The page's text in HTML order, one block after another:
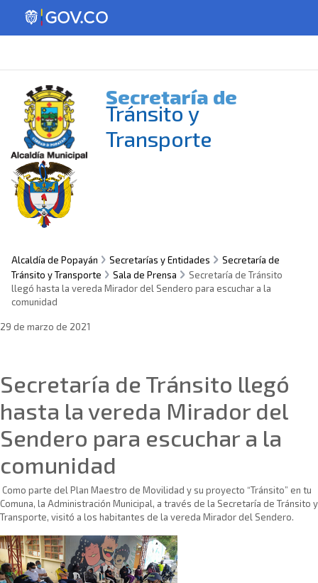
Secretaría de
Tránsito y
Transporte
Alcaldía de Popayán Secretarías y Entidades
Secretaría de
Tránsito y Transporte
Sala de Prensa
Secretaría de Tránsito
llegó hasta la vereda Mirador del Sendero para escuchar a la
comunidad
29 de marzo de 2021
Secretaría de Tránsito llegó
hasta la vereda Mirador del
Sendero para escuchar a la
comunidad
Como parte del Plan Maestro de Movilidad y su proyecto “Tránsito” en tu
Comuna, la Administración Municipal, a través de la Secretaría de Tránsito y
Transporte, visitó a los habitantes de la vereda Mirador del Sendero.